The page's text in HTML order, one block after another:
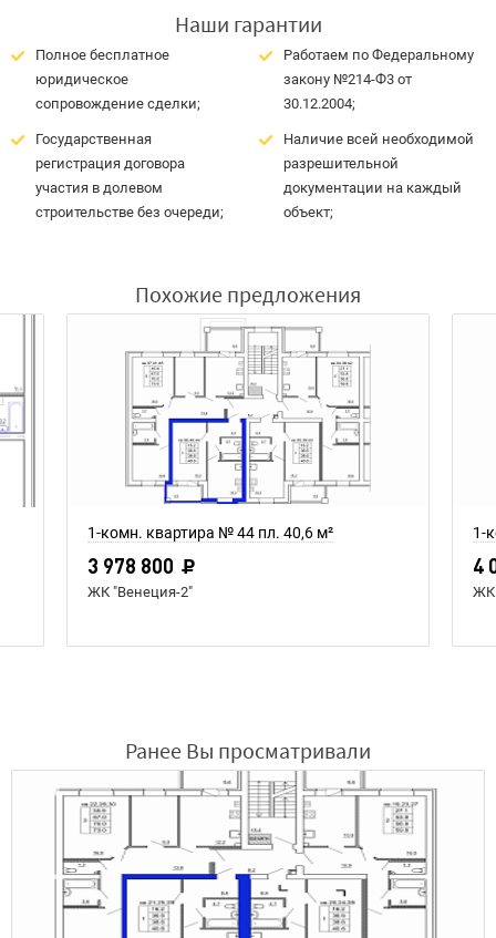
Наши гарантии
Полное бесплатное
юридическое
сопровождение сделки;
Государственная
регистрация договора
участия в долевом
строительстве без очереди;
Работаем по Федеральному
закону №214-Ф3 от
30.12.2004;
Наличие всей необходимой
разрешительной
документации на каждый
объект;
Похожие предложения
1-комн. квартира № 44 пл. 40,6 м²
3 978 800
ЖК "Венеция-2"
1-
4
ЖК
Ранее Вы просматривали